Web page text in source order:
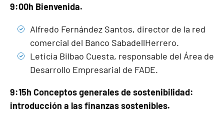
9:00h Bienvenida.
Alfredo Fernández Santos, director de la red
comercial del Banco SabadellHerrero.
Leticia Bilbao Cuesta, responsable del Área de
Desarrollo Empresarial de FADE.
9:15h Conceptos generales de sostenibilidad:
introducción a las finanzas sostenibles.